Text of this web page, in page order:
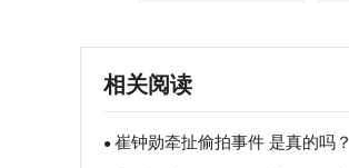
相关阅读
● 崔钟勋牵扯偷拍事件 是真的吗？